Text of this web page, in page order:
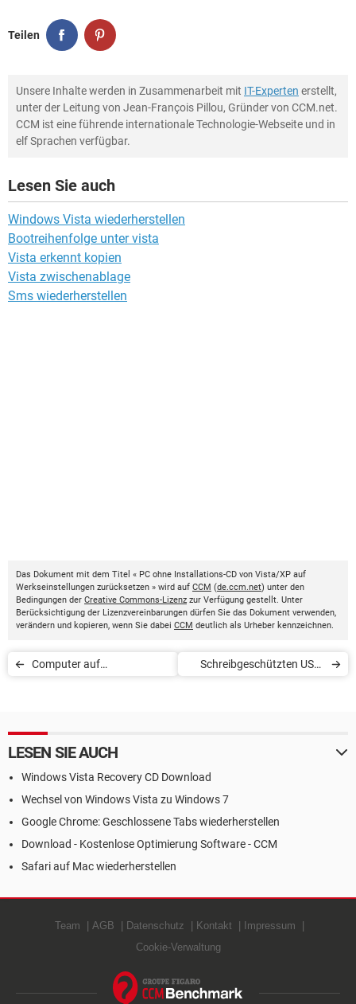
Teilen
Unsere Inhalte werden in Zusammenarbeit mit IT-Experten erstellt,
unter der Leitung von Jean-François Pillou, Gründer von CCM.net.
CCM ist eine führende internationale Technologie-Webseite und in
elf Sprachen verfügbar.
Lesen Sie auch
Windows Vista wiederherstellen
Bootreihenfolge unter vista
Vista erkennt kopien
Vista zwischenablage
Sms wiederherstellen
Das Dokument mit dem Titel « PC ohne Installations-CD von Vista/XP auf
Werkseinstellungen zurücksetzen » wird auf CCM (de.ccm.net) unter den
Bedingungen der Creative Commons-Lizenz zur Verfügung gestellt. Unter
Berücksichtigung der Lizenzvereinbarungen dürfen Sie das Dokument verwenden,
verändern und kopieren, wenn Sie dabei CCM deutlich als Urheber kennzeichnen.
Computer auf
Schreibgeschützten USB-
LESEN SIE AUCH
Windows Vista Recovery CD Download
Wechsel von Windows Vista zu Windows 7
Google Chrome: Geschlossene Tabs wiederherstellen
Download - Kostenlose Optimierung Software - CCM
Safari auf Mac wiederherstellen
Team AGB Datenschutz Kontakt
Impressum
Cookie-Verwaltung